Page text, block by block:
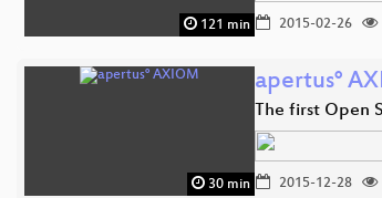
121 min 2015-02-26
30 min
apertus°
The first Open
2015-12-28